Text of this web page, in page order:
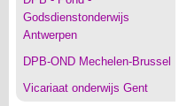
Godsdienstonderwijs
Antwerpen
DPB-OND Mechelen-Brussel
Vicariaat onderwijs Gent